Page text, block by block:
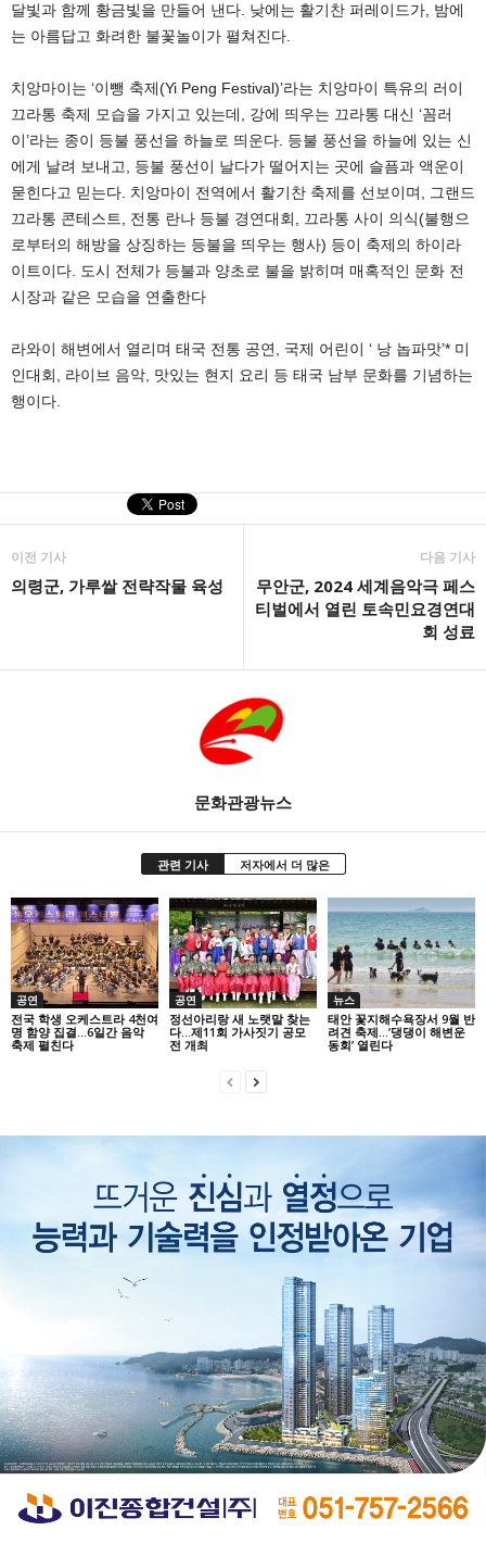
달빛과 함께 황금빛을 만들어 낸다. 낮에는 활기찬 퍼레이드가, 밤에
는 아름답고 화려한 불꽃놀이가 펼쳐진다.
치앙마이는 ‘이뺑 축제(Yi Peng Festival)’라는 치앙마이 특유의 러이
끄라통 축제 모습을 가지고 있는데, 강에 띄우는 끄라통 대신 ‘꼼러
이’라는 종이 등불 풍선을 하늘로 띄운다. 등불 풍선을 하늘에 있는 신
에게 날려 보내고, 등불 풍선이 날다가 떨어지는 곳에 슬픔과 액운이
묻힌다고 믿는다. 치앙마이 전역에서 활기찬 축제를 선보이며, 그랜드
끄라통 콘테스트, 전통 란나 등불 경연대회, 끄라통 사이 의식(불행으
로부터의 해방을 상징하는 등불을 띄우는 행사) 등이 축제의 하이라
이트이다. 도시 전체가 등불과 양초로 불을 밝히며 매혹적인 문화 전
시장과 같은 모습을 연출한다
라와이 해변에서 열리며 태국 전통 공연, 국제 어린이 ‘ 낭 놉파맛’* 미
인대회, 라이브 음악, 맛있는 현지 요리 등 태국 남부 문화를 기념하는
행이다.
이전 기사
의령군, 가루쌀 전략작물 육성
다음 기사
무안군, 2024 세계음악극 페스
티벌에서 열린 토속민요경연대
회 성료
문화관광뉴스
관련 기사 저자에서 더 많은
공연
전국 학생 오케스트라 4천여
명 함양 집결…6일간 음악
축제 펼친다
공연
정선아리랑 새 노랫말 찾는
다…제11회 가사짓기 공모
전 개최
뉴스
태안 꽃지해수욕장서 9월 반
려견 축제…’댕댕이 해변운
동회’ 열린다